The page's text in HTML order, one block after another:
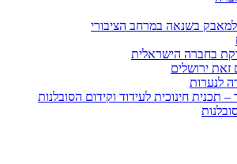
למאבק בשנאה במרחב הציבורי
בחברה הישראלית
זאת ירושלים
לנערות
תכנית חינוכית לעידוד וקידום הסובלנות